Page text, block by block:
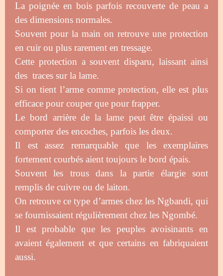
La poignée en bois parfois recouverte de peau a
des dimensions normales.
Souvent pour la main on retrouve une protection
en cuir ou plus rarement en tressage.
Cette protection a souvent disparu, laissant ainsi
des traces sur la lame.
Si on tient l’arme comme protection, elle est plus
efficace pour couper que pour frapper.
Le bord arrière de la lame peut être épaissi ou
comporter des encoches, parfois les deux.
Il est assez remarquable que les exemplaires
fortement courbés aient toujours le bord épais.
Souvent les trous dans la partie élargie sont
remplis de cuivre ou de laiton.
On retrouve ce type d’armes chez les Ngbandi, qui
se fournissaient régulièrement chez les Ngombé.
Il est probable que les peuples avoisinants en
avaient également et que certains en fabriquaient
aussi.